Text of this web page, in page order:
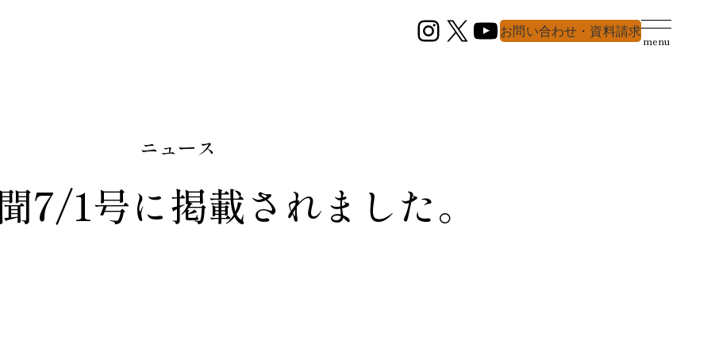
Instagram
X YouTube
お問い合わせ・資料請求
menu
ニュース
7/1号に掲載されました。